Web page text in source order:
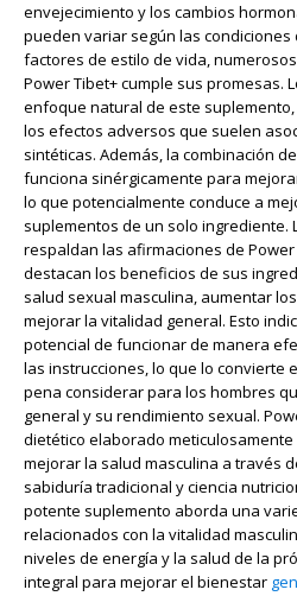
envejecimiento y los cambios
pueden variar según las
factores de estilo de vida,
Power Tibet+ cumple sus promesas.
enfoque natural de este
los efectos adversos que suelen
sintéticas. Además, la combinación
funciona sinérgicamente para
lo que potencialmente conduce a
suplementos de un solo ingrediente.
respaldan las afirmaciones de
destacan los beneficios de sus
salud sexual masculina, aumentar
mejorar la vitalidad general. Esto
potencial de funcionar de manera
las instrucciones, lo que lo convierte
pena considerar para los hombres
general y su rendimiento sexual.
dietético elaborado
mejorar la salud masculina a través
sabiduría tradicional y ciencia
potente suplemento aborda una
relacionados con la vitalidad
niveles de energía y la salud de la
integral para mejorar el bienestar